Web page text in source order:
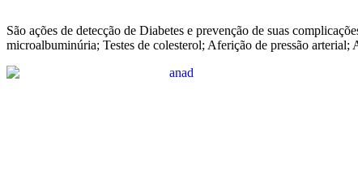
São ações de detecção de Diabetes e prevenção de suas
microalbuminúria; Testes de colesterol; Aferição de pressão